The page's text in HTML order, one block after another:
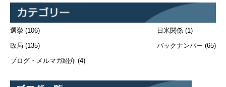
選挙 (106)
政局 (135)
ブログ・メルマガ紹介 (4)
日米関係 (1)
バックナンバー (65)